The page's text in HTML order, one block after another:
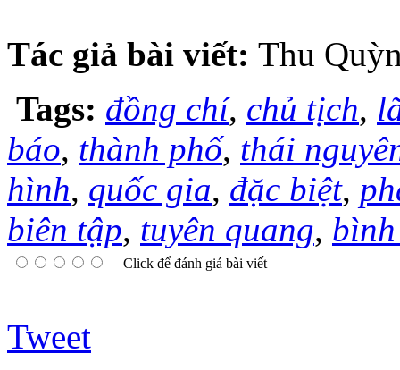
Tác giả bài viết: Thu
Tags: đồng chí, chủ tịch,
báo, thành phố, thái
hình, quốc gia, đặc biệt,
biên tập, tuyên quang,
Click để đánh giá bài viết
Tweet